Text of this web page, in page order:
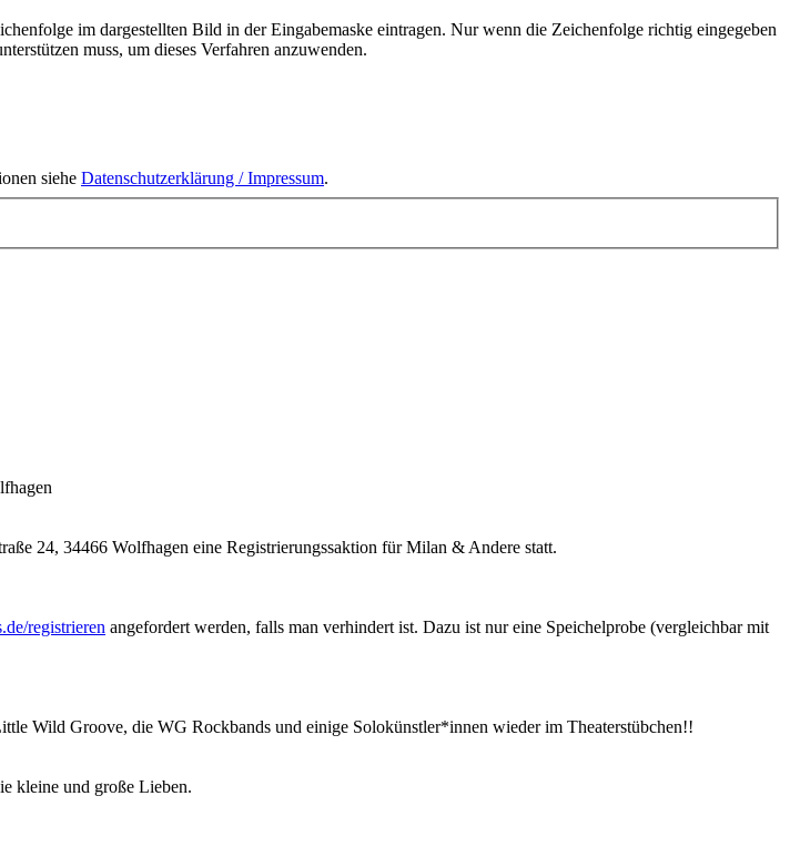
im dargestellten Bild in der Eingabemaske eintragen. Nur wenn die Zeichenfolge richtig eingegeben
muss, um dieses Verfahren anzuwenden.
siehe Datenschutzerklärung / Impressum.
24, 34466 Wolfhagen eine Registrierungssaktion für Milan & Andere statt.
registrieren angefordert werden, falls man verhindert ist. Dazu ist nur eine Speichelprobe (vergleichbar mit
Wild Groove, die WG Rockbands und einige Solokünstler*innen wieder im Theaterstübchen!!
kleine und große Lieben.